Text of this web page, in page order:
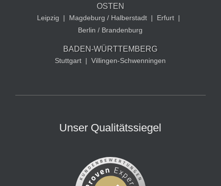
OSTEN
Leipzig | Magdeburg / Halberstadt | Erfurt |
Berlin / Brandenburg
BADEN-WÜRTTEMBERG
Stuttgart | Villingen-Schwenningen
Unser Qualitätssiegel